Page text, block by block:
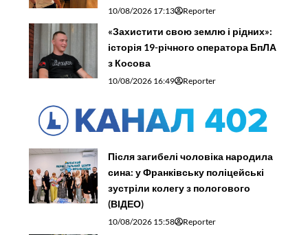
10/08/2026 17:13 Reporter
«Захистити свою землю і рідних»:
історія 19-річного оператора БпЛА
з Косова
10/08/2026 16:49 Reporter
Після загибелі чоловіка народила
сина: у Франківську поліцейські
зустріли колегу з пологового
(ВІДЕО)
10/08/2026 15:58 Reporter